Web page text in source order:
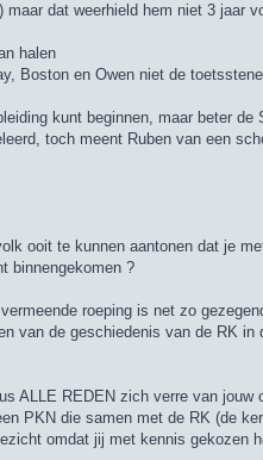
dat weerhield hem niet 3 jaar
halen
Boston en Owen niet de
kunt beginnen, maar beter de
toch meent Ruben van een
ooit te kunnen aantonen dat je
binnengekomen ?
roeping is net zo
van de geschiedenis van de RK
ALLE REDEN zich verre van
PKN die samen met de RK (de
omdat jij met kennis gekozen